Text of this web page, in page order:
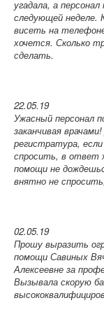
угадала, а
следующей неделе.
висеть на
хочется. Сколько
сделать.
22.05.19
Ужасный персонал
заканчивая
регистратура,
спросить, в ответ
помощи не
внятно не
02.05.19
Прошу выразить
помощи Савиных
Алексеевне за
Вызывала скорую